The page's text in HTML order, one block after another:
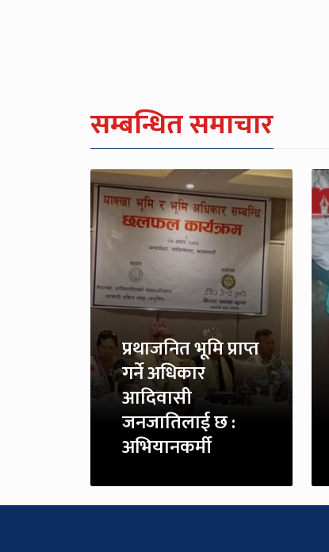
सम्बन्धित समाचार
प्रथाजनित भूमि प्राप्त
गर्ने अधिकार
आदिवासी
जनजातिलाई छ :
अभियानकर्मी